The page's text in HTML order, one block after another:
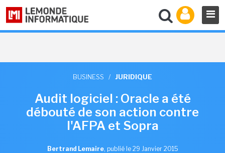
BUSINESS / JURIDIQUE
Audit logiciel : Oracle a été
débouté de son action contre
l'AFPA et Sopra
Bertrand Lemaire, publié le 29 Janvier 2015